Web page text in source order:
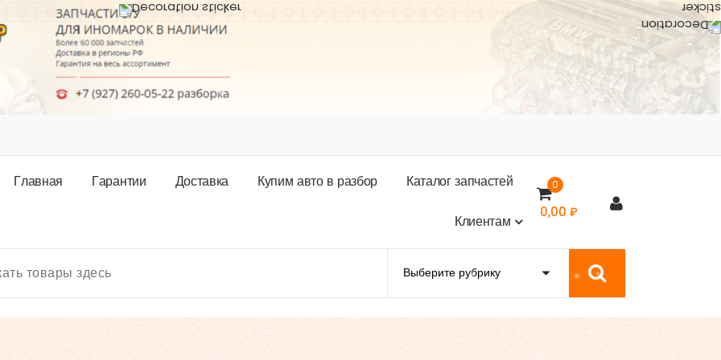
Главная Гарантии Доставка Купим авто в разбор Каталогзапчастей
Клиентам
0
0,00 ₽